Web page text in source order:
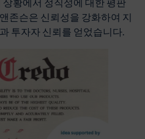
존슨은 신뢰성을 강화하여 지
투자자 신뢰를 얻었습니다.